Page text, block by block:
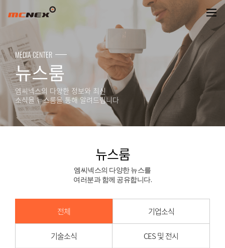
뉴스룸
MEDIA CENTER
뉴스룸
엠씨넥스의 다양한 정보와 최신
소식을 뉴스룸을 통해 알려드립니다
뉴스룸
엠씨넥스의 다양한 뉴스를
여러분과 함께 공유합니다.
전체 기업소식
기술소식 CES 및 전시